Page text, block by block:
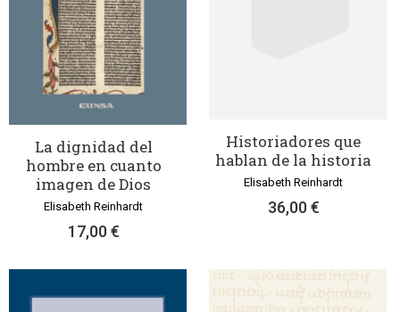
La dignidad del
hombre en cuanto
imagen de Dios
Elisabeth Reinhardt
17,00 €
Historiadores que
hablan de la historia
Elisabeth Reinhardt
36,00 €